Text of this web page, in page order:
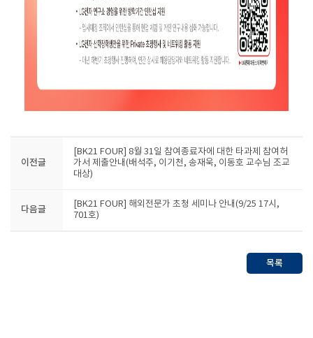
이전글
[BK21 FOUR] 8월 31일 참여종료자에 대한 타과제 참여허
가서 제출안내(배석주, 이기천, 송재욱, 이동호 교수님 조교
대상)
다음글
[BK21 FOUR] 해외전문가 초청 세미나 안내(9/25 17시,
701호)
목록